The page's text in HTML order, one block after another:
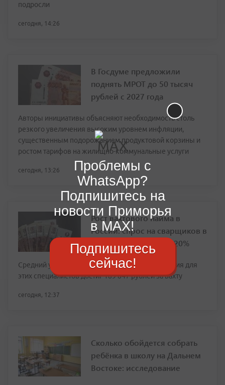
подросли
сегодня, 14:26
В Госдуме предложили
поднять МРОТ до 50 тысяч
рублей с 2027 года
Авторы инициативы объясняют необходимость столь
резкого увеличения высоким уровнем инфляции,
существенным подорожанием продуктовой корзины и
ростом тарифов на жилищно-коммунальные услуги
сегодня, 13:26
Рост вахтового найма в
России: спрос на сварщиков в
Приморье вырос на 120%
Средний уровень предлагаемого вознаграждения для
этих специалистов достиг 189 847 рублей за вахту
сегодня, 12:37
Сколько обойдется собрать
ребёнка в школу на Дальнем
Востоке: исследование
Проблемы с
WhatsApp?
Подпишитесь на
новости Приморья
в MAX!
Подпишитесь
сейчас!